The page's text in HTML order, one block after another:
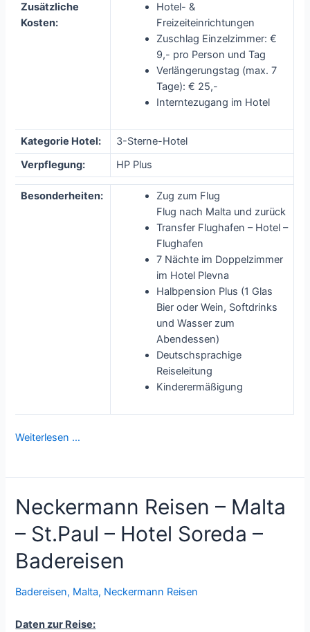
Zusätzliche
Kosten:
Hotel- &
Freizeiteinrichtungen
Zuschlag Einzelzimmer: €
9,- pro Person und Tag
Verlängerungstag (max. 7
Tage): € 25,-
Interntezugang im Hotel
Kategorie Hotel:
3-Sterne-Hotel
Verpflegung:
HP Plus
Besonderheiten:
Zug zum Flug
Flug nach Malta und zurück
Transfer Flughafen – Hotel –
Flughafen
7 Nächte im Doppelzimmer
im Hotel Plevna
Halbpension Plus (1 Glas
Bier oder Wein, Softdrinks
und Wasser zum
Abendessen)
Deutschsprachige
Reiseleitung
Kinderermäßigung
Weiterlesen …
Neckermann Reisen – Malta
– St.Paul – Hotel Soreda –
Badereisen
Badereisen, Malta, Neckermann Reisen
Daten zur Reise: